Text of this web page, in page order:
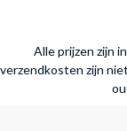
Alle prijzen zijn
verzendkosten zijn